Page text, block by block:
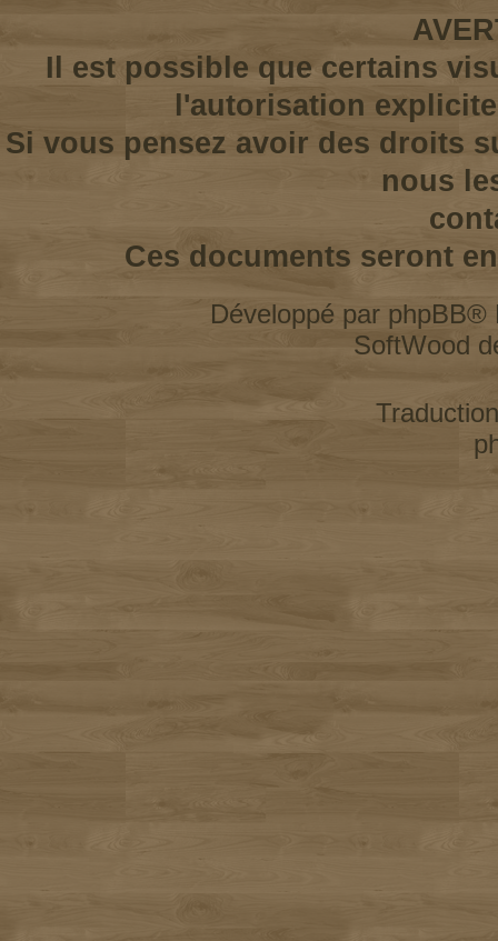
Il est possible que certains
l'autorisation
Si vous pensez avoir des droits
nous
Ces documents seront
Développé par phpBB®
SoftWood